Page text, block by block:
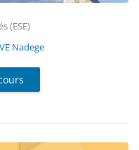
(ESE)
Nadege